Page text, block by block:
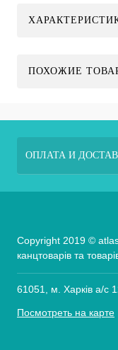
ПОХОЖИЕ
ОПЛАТА И
Copyright 2019 ©
канцтоварів та
61051, м. Харків а/с
Посмотреть на карте